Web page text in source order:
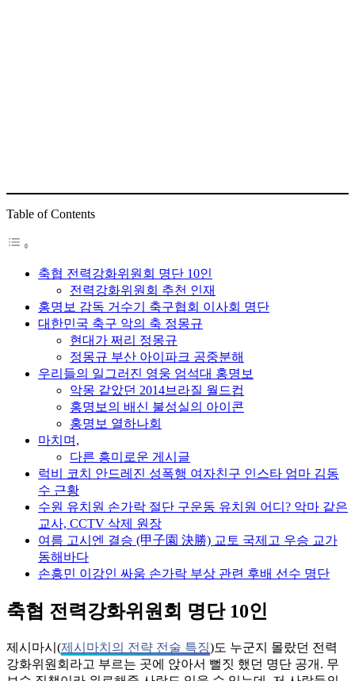
Table of Contents
축협 전력강화위원회 명단 10인
전력강화위원회 추천 인재
홍명보 감독 거수기 축구협회 이사회 명단
대한민국 축구 악의 축 정몽규
현대가 쩌리 정몽규
정몽규 부산 아이파크 공중분해
우리들의 일그러진 영웅 엄석대 홍명보
악몽 같았던 2014브라질 월드컵
홍명보의 배신 불성실의 아이콘
홍명보 열하나회
마치며,
다른 흥미로운 게시글
럭비 코치 안드레진 성폭행 여자친구 인스타 엄마 김동
수 근황
수원 유치원 손가락 절단 구운동 유치원 어디? 악마 같은
교사, CCTV 삭제 원장
여름 고시엔 결승 (甲子園 決勝) 교토 국제고 우승 교가
동해바다
손흥민 이강인 싸움 손가락 부상 관련 후배 선수 명단
축협 전력강화위원회 명단 10인
제시마시(제시마치의 전략 전술 특징)도 누군지 몰랐던 전력
강화위원회라고 부르는 곳에 앉아서 뻘짓 했던 명단 공개. 무